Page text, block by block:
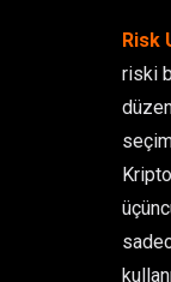
Risk
riski